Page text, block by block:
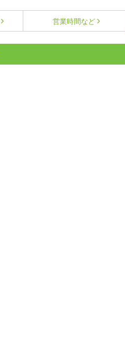
営業時間など